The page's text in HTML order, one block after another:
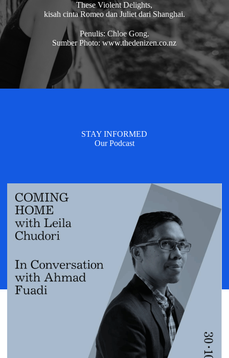
These Violent Delights,
kisah cinta Romeo dan Juliet dari Shanghai.
Penulis: Chloe Gong.
Sumber Photo: www.thedenizen.co.nz
STAY INFORMED
Our Podcast